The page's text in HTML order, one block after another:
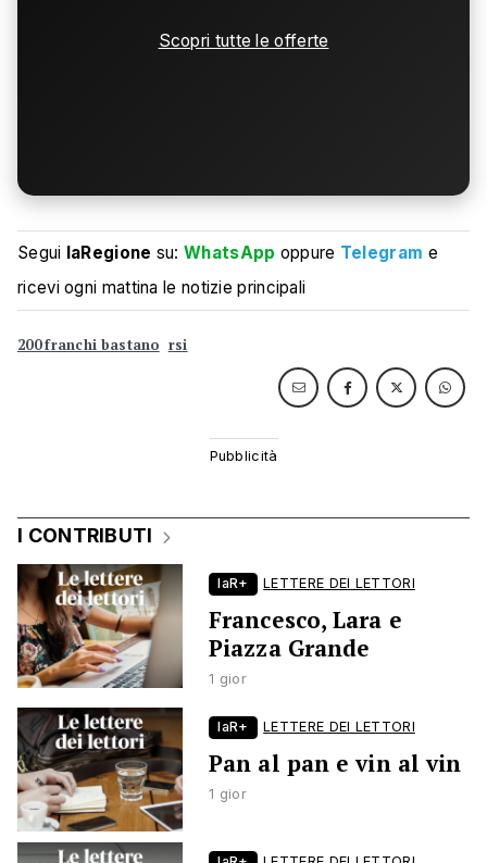
Scopri tutte le offerte
Segui laRegione su:WhatsApp oppure Telegram e
ricevi ogni mattina le notizie principali
200 franchi bastano rsi
I CONTRIBUTI
laR+ LETTERE DEI LETTORI
Francesco, Lara e
Piazza Grande
1 gior
laR+ LETTERE DEI LETTORI
Pan al pan e vin al vin
1 gior